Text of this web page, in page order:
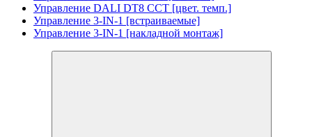
Управление DALI DT8 CCT [цвет. темп.]
Управление 3-IN-1 [встраиваемые]
Управление 3-IN-1 [накладной монтаж]